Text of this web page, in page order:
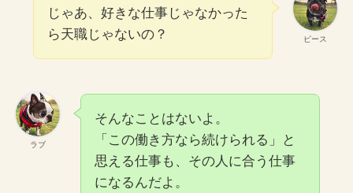
ピース
じゃあ、好きな仕事じゃなかった
ら天職じゃないの？
ラブ
そんなことはないよ。
「この働き方なら続けられる」と
思える仕事も、その人に合う仕事
になるんだよ。